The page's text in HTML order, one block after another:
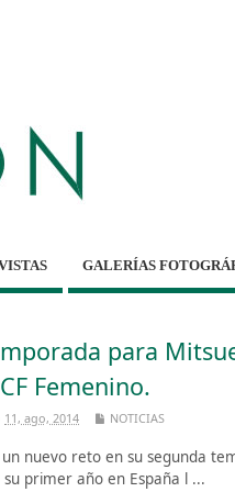
GALERÍAS
para
Femenino.
11, ago, 2014 NOTICIAS
nuevo reto en su segunda
primer año en España l ...